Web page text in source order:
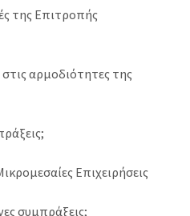
της Επιτροπής
αρμοδιότητες της
Επιχειρήσεις
συμπράξεις;